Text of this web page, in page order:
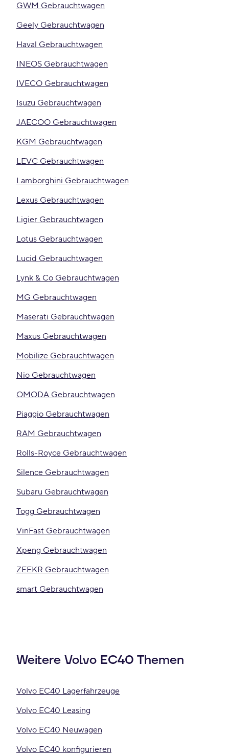
GWM Gebrauchtwagen
Geely Gebrauchtwagen
Haval Gebrauchtwagen
INEOS Gebrauchtwagen
IVECO Gebrauchtwagen
Isuzu Gebrauchtwagen
JAECOO Gebrauchtwagen
KGM Gebrauchtwagen
LEVC Gebrauchtwagen
Lamborghini Gebrauchtwagen
Lexus Gebrauchtwagen
Ligier Gebrauchtwagen
Lotus Gebrauchtwagen
Lucid Gebrauchtwagen
Lynk & Co Gebrauchtwagen
MG Gebrauchtwagen
Maserati Gebrauchtwagen
Maxus Gebrauchtwagen
Mobilize Gebrauchtwagen
Nio Gebrauchtwagen
OMODA Gebrauchtwagen
Piaggio Gebrauchtwagen
RAM Gebrauchtwagen
Rolls-Royce Gebrauchtwagen
Silence Gebrauchtwagen
Subaru Gebrauchtwagen
Togg Gebrauchtwagen
VinFast Gebrauchtwagen
Xpeng Gebrauchtwagen
ZEEKR Gebrauchtwagen
smart Gebrauchtwagen
Weitere Volvo EC40 Themen
Volvo EC40 Lagerfahrzeuge
Volvo EC40 Leasing
Volvo EC40 Neuwagen
Volvo EC40 konfigurieren